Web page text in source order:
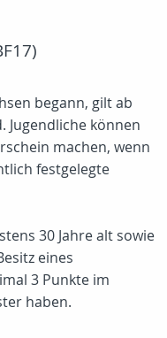
begann, gilt ab
Jugendliche können
machen, wenn
festgelegte
30 Jahre alt sowie
eines
3 Punkte im
haben.